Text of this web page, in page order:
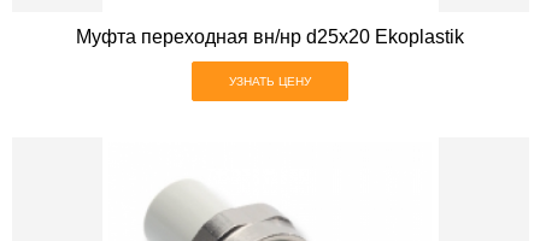
Муфта переходная вн/нр d25х20 Ekoplastik
УЗНАТЬ ЦЕНУ